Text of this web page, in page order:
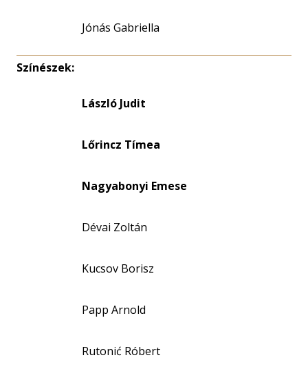
Jónás Gabriella
Színészek:
László Judit
Lőrincz Tímea
Nagyabonyi Emese
Dévai Zoltán
Kucsov Borisz
Papp Arnold
Rutonić Róbert